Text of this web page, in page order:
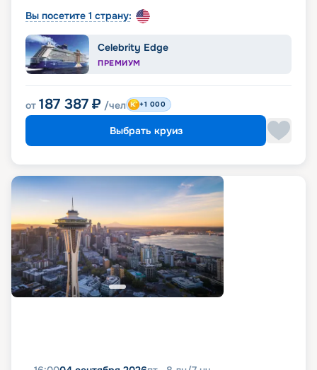
Вы посетите 1 страну:
Celebrity Edge
ПРЕМИУМ
от 187 387 ₽ /чел +1 000
Выбрать круиз